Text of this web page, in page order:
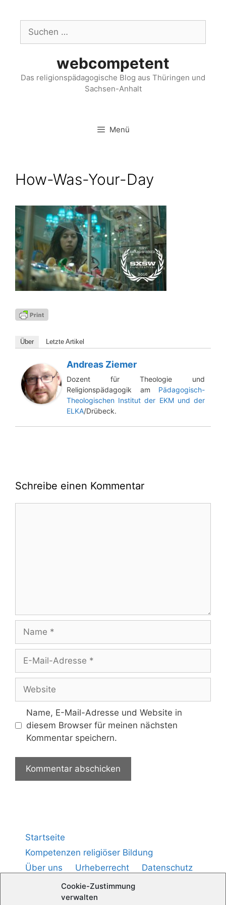
Cookie-Zustimmung
verwalten
webcompetent
Das religionspädagogische Blog aus Thüringen und
Sachsen-Anhalt
Menü
How-Was-Your-Day
Über Letz­te Artikel
Andreas Ziemer
Dozent für Theologie und
Religionspädagogik am Pädagogisch-
Theologischen Institut der EKM und der
ELKA/Drübeck.
Schreibe einen Kommentar
Name, E-Mail-Adresse und Website in
diesem Browser für meinen nächsten
Kommentar speichern.
Startseite
Kompetenzen religiöser Bildung
Über uns
Urheberrecht
Datenschutz
Impressum
Cookie-Richtlinie (